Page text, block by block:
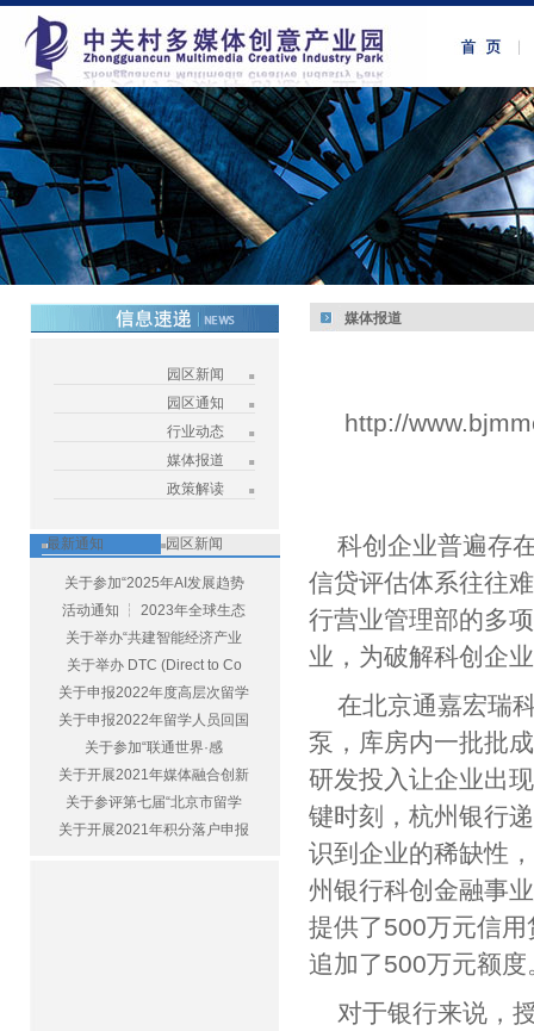
园区新闻
园区通知
行业动态
媒体报道
政策解读
最新通知 园区新闻
关于参加“2025年AI发展趋势
活动通知 ┆ 2023年全球生态
关于举办“共建智能经济产业
关于举办 DTC (Direct to Co
关于申报2022年度高层次留学
关于申报2022年留学人员回国
关于参加“联通世界·感
关于开展2021年媒体融合创新
关于参评第七届“北京市留学
关于开展2021年积分落户申报
媒体报道
http://
科创企业普遍存
信贷评估体系往往
行营业管理部的多
业，为破解科创企
在北京通嘉宏瑞
泵，库房内一批批
研发投入让企业出
键时刻，杭州银行
识到企业的稀缺性
州银行科创金融事
提供了500万元信
追加了500万元额
对于银行来说，